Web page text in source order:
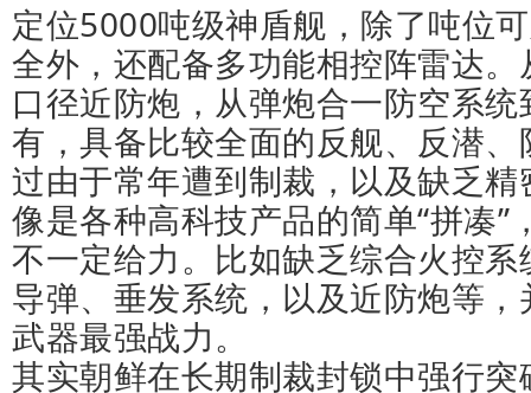
定位5000吨级神盾舰，除了吨位
全外，还配备多功能相控阵雷达
口径近防炮，从弹炮合一防空系
有，具备比较全面的反舰、反潜
过由于常年遭到制裁，以及缺乏
像是各种高科技产品的简单“拼凑”
不一定给力。比如缺乏综合火控
导弹、垂发系统，以及近防炮等
武器最强战力。
其实朝鲜在长期制裁封锁中强行